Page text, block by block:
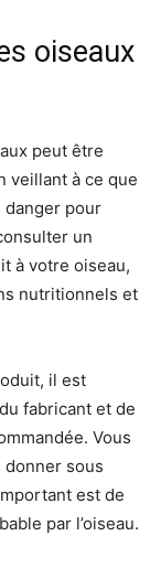
oiseaux
peut être
veillant à ce que
danger pour
un
à votre oiseau,
nutritionnels et
il est
fabricant et de
Vous
donner sous
est de
par l’oiseau.